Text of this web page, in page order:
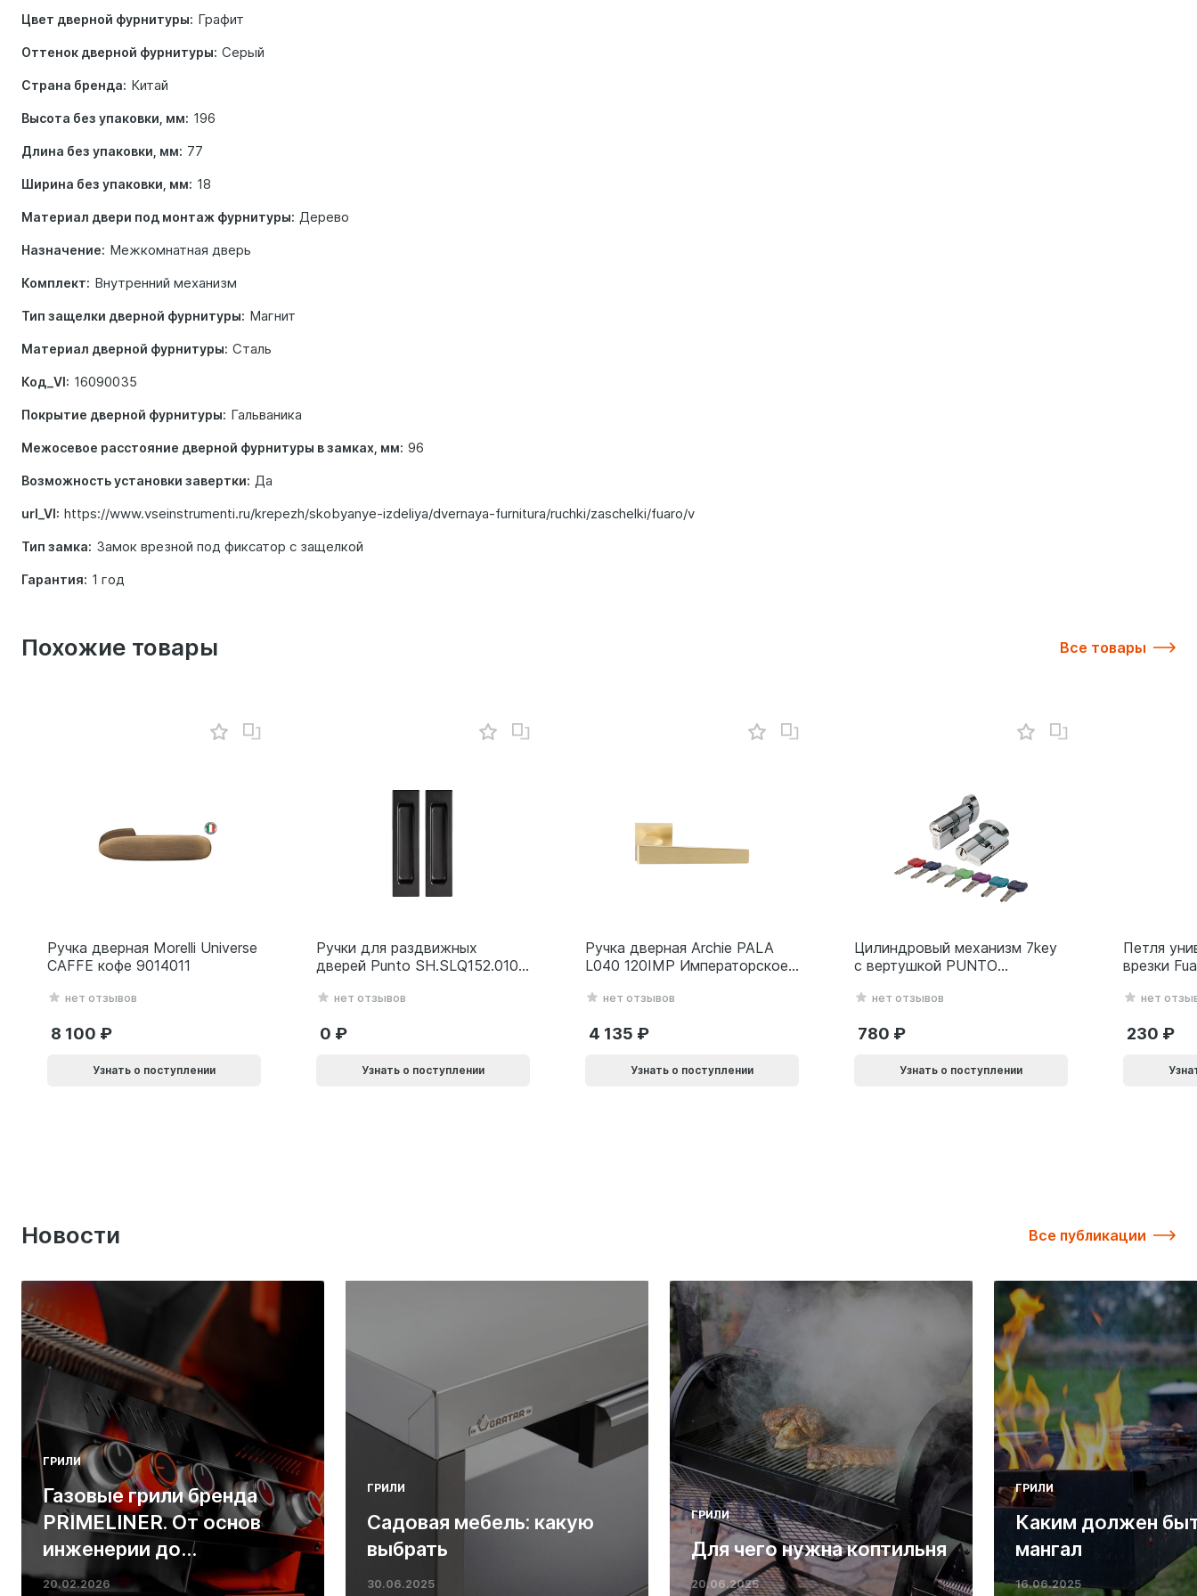
Цвет дверной фурнитуры: Графит
Оттенок дверной фурнитуры: Серый
Страна бренда: Китай
Высота без упаковки, мм: 196
Длина без упаковки, мм: 77
Ширина без упаковки, мм: 18
Материал двери под монтаж фурнитуры: Дерево
Назначение: Межкомнатная дверь
Комплект: Внутренний механизм
Тип защелки дверной фурнитуры: Магнит
Материал дверной фурнитуры: Сталь
Код_VI: 16090035
Покрытие дверной фурнитуры: Гальваника
Межосевое расстояние дверной фурнитуры в замках, мм: 96
Возможность установки завертки: Да
url_VI: https://www.vseinstrumenti.ru/krepezh/skobyanye-izdeliya/dvernaya-furnitura/ruchki/zaschelki/fuaro/v
Тип замка: Замок врезной под фиксатор с защелкой
Гарантия: 1 год
Похожие товары Все товары
Ручка дверная Morelli Universe
CAFFE кофе 9014011
нет отзывов
8 100
Узнать о поступлении
Ручки для раздвижных
дверей Punto SH.SLQ152.010
черный 61869
нет отзывов
0
Узнать о поступлении
Ручка дверная Archie PALA
L040 120IMP Императорское
нет отзывов
4 135
Узнать о поступлении
Цилиндровый механизм 7key
с вертушкой PUNTO
60mm(25+10+25) SSC
нет отзывов
780
Узнать о поступлении
Петля
врезки
белый
нет
230
Новости Все публикации
ГРИЛИ
Газовые грили бренда
PRIMELINER. От основ
инженерии до
ресторанных стейков у
20.02.2026
ГРИЛИ
Садовая мебель: какую
выбрать
30.06.2025
ГРИЛИ
Для чего нужна коптильня
20.06.2025
ГРИЛИ
Каким должен
мангал
16.06.2025